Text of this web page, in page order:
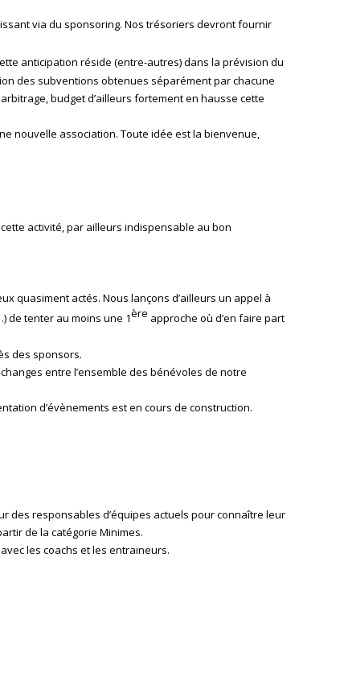
via du sponsoring. Nos trésoriers devront fournir
anticipation réside (entre-autres) dans la prévision du
des subventions obtenues séparément par chacune
budget d’ailleurs fortement en hausse cette
nouvelle association. Toute idée est la bienvenue,
activité, par ailleurs indispensable au bon
quasiment actés. Nous lançons d’ailleurs un appel à
de tenter au moins une 1ère approche où d’en faire part
des sponsors.
entre l’ensemble des bénévoles de notre
d’évènements est en cours de construction.
des responsables d’équipes actuels pour connaître leur
de la catégorie Minimes.
les coachs et les entraineurs.